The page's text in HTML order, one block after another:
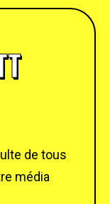
de tous
média